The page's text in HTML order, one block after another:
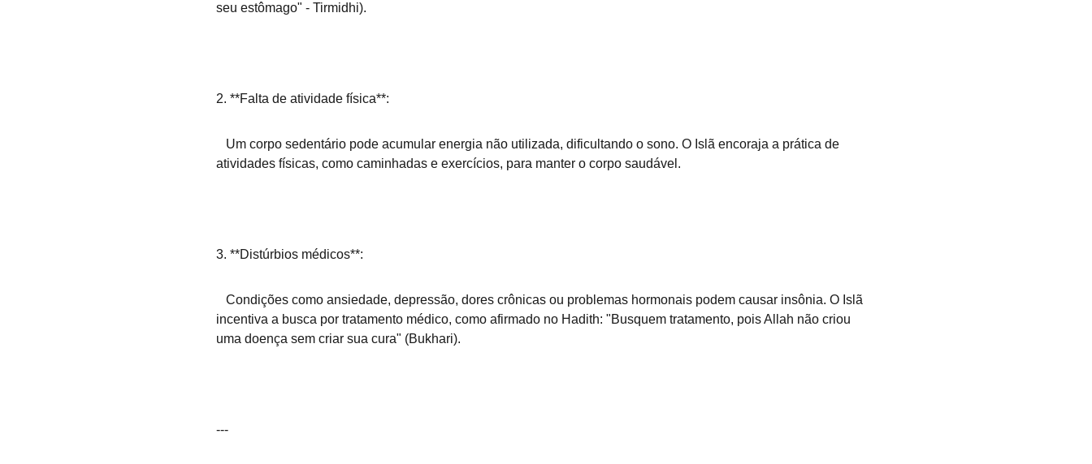
seu estômago" - Tirmidhi).
2. **Falta de atividade física**:
atividades físicas, como caminhadas e exercícios, para manter o corpo saudável.
3. **Distúrbios médicos**:
incentiva a busca por tratamento médico, como afirmado no Hadith: "Busquem tratamento, pois Allah não criou
uma doença sem criar sua cura" (Bukhari).
---